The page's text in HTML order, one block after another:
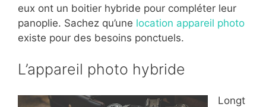
eux ont un boitier hybride pour compléter leur
panoplie. Sachez qu’une location appareil photo
existe pour des besoins ponctuels.
L’appareil photo hybride
Longt